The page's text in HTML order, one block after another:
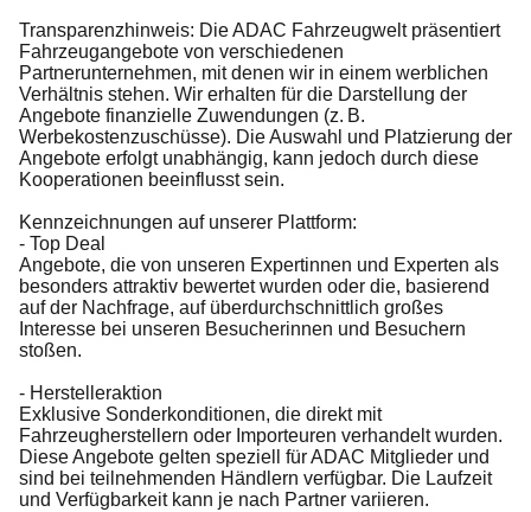
Transparenzhinweis: Die ADAC Fahrzeugwelt präsentiert
Fahrzeugangebote von verschiedenen
Partnerunternehmen, mit denen wir in einem werblichen
Verhältnis stehen. Wir erhalten für die Darstellung der
Angebote finanzielle Zuwendungen (z. B.
Werbekostenzuschüsse). Die Auswahl und Platzierung der
Angebote erfolgt unabhängig, kann jedoch durch diese
Kooperationen beeinflusst sein.
Kennzeichnungen auf unserer Plattform:
- Top Deal
Angebote, die von unseren Expertinnen und Experten als
besonders attraktiv bewertet wurden oder die, basierend
auf der Nachfrage, auf überdurchschnittlich großes
Interesse bei unseren Besucherinnen und Besuchern
stoßen.
- Herstelleraktion
Exklusive Sonderkonditionen, die direkt mit
Fahrzeugherstellern oder Importeuren verhandelt wurden.
Diese Angebote gelten speziell für ADAC Mitglieder und
sind bei teilnehmenden Händlern verfügbar. Die Laufzeit
und Verfügbarkeit kann je nach Partner variieren.